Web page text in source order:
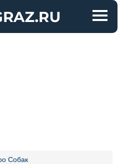
Собак